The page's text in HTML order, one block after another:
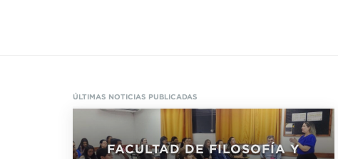
ÚLTIMAS NOTICIAS PUBLICADAS
FACULTAD DE FILOSOFÍA Y